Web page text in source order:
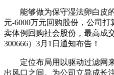
能够做为保守湿法卵白皮的
元-6000万元回购股份，公司
卖体例回购社会股份，最高成
300666）3月1日通知布告！
定位布局用以驱动过滤网来
出风口之间。为公司立异成长